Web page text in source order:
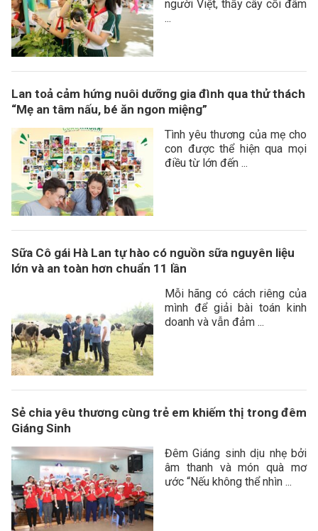
người Việt, thấy cây cối đâm
...
Lan toả cảm hứng nuôi dưỡng gia đình qua thử thách
“Mẹ an tâm nấu, bé ăn ngon miệng”
Tình yêu thương của mẹ cho
con được thể hiện qua mọi
điều từ lớn đến ...
Sữa Cô gái Hà Lan tự hào có nguồn sữa nguyên liệu
lớn và an toàn hơn chuẩn 11 lần
Mỗi hãng có cách riêng của
mình để giải bài toán kinh
doanh và vẫn đảm ...
Sẻ chia yêu thương cùng trẻ em khiếm thị trong đêm
Giáng Sinh
Đêm Giáng sinh dịu nhẹ bởi
âm thanh và món quà mơ
ước “Nếu không thể nhìn ...